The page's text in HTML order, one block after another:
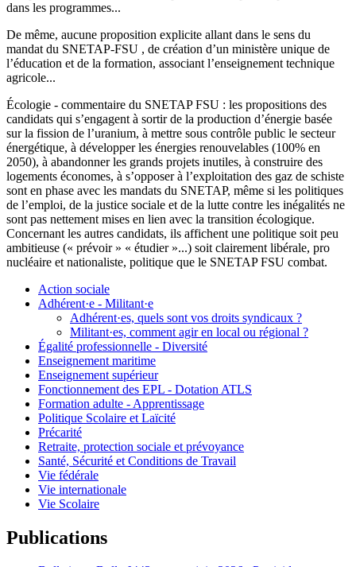
dans les programmes...
De même, aucune proposition explicite allant dans le sens du
mandat du SNETAP-FSU , de création d’un ministère unique de
l’éducation et de la formation, associant l’enseignement technique
agricole...
Écologie - commentaire du SNETAP FSU : les propositions des
candidats qui s’engagent à sortir de la production d’énergie basée
sur la fission de l’uranium, à mettre sous contrôle public le secteur
énergétique, à développer les énergies renouvelables (100% en
2050), à abandonner les grands projets inutiles, à construire des
logements économes, à s’opposer à l’exploitation des gaz de schiste
sont en phase avec les mandats du SNETAP, même si les politiques
de l’emploi, de la justice sociale et de la lutte contre les inégalités ne
sont pas nettement mises en lien avec la transition écologique.
Concernant les autres candidats, ils affichent une politique soit peu
ambitieuse (« prévoir » « étudier »...) soit clairement libérale, pro
nucléaire et nationaliste, politique que le SNETAP FSU combat.
Action sociale
Adhérent·e - Militant·e
Adhérent·es, quels sont vos droits syndicaux ?
Militant·es, comment agir en local ou régional ?
Égalité professionnelle - Diversité
Enseignement maritime
Enseignement supérieur
Fonctionnement des EPL - Dotation ATLS
Formation adulte - Apprentissage
Politique Scolaire et Laïcité
Précarité
Retraite, protection sociale et prévoyance
Santé, Sécurité et Conditions de Travail
Vie fédérale
Vie internationale
Vie Scolaire
Publications